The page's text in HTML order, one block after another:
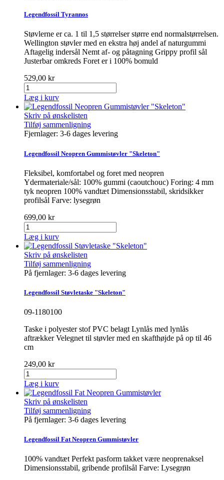
Legendfossil Tyrannos
Støvlerne er ca. 1 til 1,5 størrelser større end normalstørrelsen.
Wellington støvler med en ekstra høj andel af naturgummi
Aftagelig indersål Nemt af- og påtagning Grippy profil sål
Justerbar omkreds Foret er i 100% bomuld
529,00 kr
Læg i kurv
Skriv på ønskelisten
Tilføj sammenligning
Fjernlager: 3-6 dages levering
Legendfossil Neopren Gummistøvler "Skeleton"
Fleksibel, komfortabel og foret med neopren
Ydermateriale/sål: 100% gummi (caoutchouc) Foring: 4 mm
tyk neopren 100% vandtæt Dimensionsstabil, skridsikker
profilsål Farve: lysegrøn
699,00 kr
Læg i kurv
Skriv på ønskelisten
Tilføj sammenligning
På fjernlager: 3-6 dages levering
Legendfossil Støvletaske "Skeleton"
09-1180100
Taske i polyester stof PVC belagt Lynlås med lynlås
aftrækker Velegnet til støvler med en skafthøjde på op til 46
cm
249,00 kr
Læg i kurv
Skriv på ønskelisten
Tilføj sammenligning
På fjernlager: 3-6 dages levering
Legendfossil Fat Neopren Gummistøvler
100% vandtæt Perfekt pasform takket være neoprenaksel
Dimensionsstabil, gribende profilsål Farve: Lysegrøn